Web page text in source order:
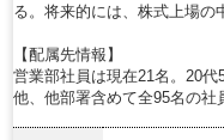
る。将来的には、株式上場の
【配属先情報】
営業部社員は現在21名。20
他、他部署含めて全95名の社